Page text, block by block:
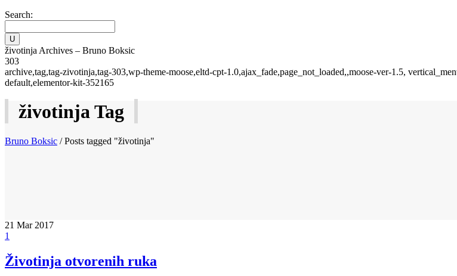
Search:
životinja Archives – Bruno Boksic
303
archive,tag,tag-zivotinja,tag-303,wp-theme-moose,eltd-cpt-1.0,ajax_fade,page_not_loaded,,moose-ver-1.5,
default,elementor-kit-352165
životinja Tag
Bruno Boksic /Posts tagged "životinja"
21 Mar 2017
1
Životinja otvorenih ruka